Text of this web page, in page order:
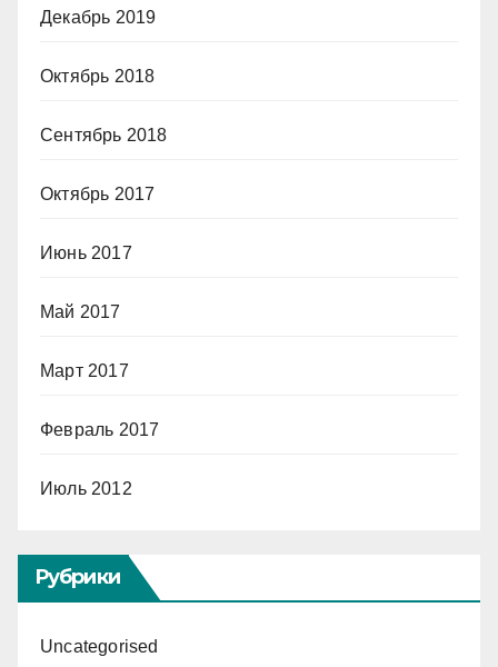
Декабрь 2019
Октябрь 2018
Сентябрь 2018
Октябрь 2017
Июнь 2017
Май 2017
Март 2017
Февраль 2017
Июль 2012
Рубрики
Uncategorised